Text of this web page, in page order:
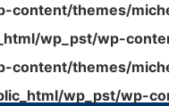
content/themes/
wp_pst/wp-
content/themes/
wp_pst/wp-